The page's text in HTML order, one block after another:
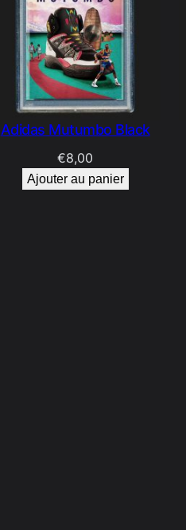
Adidas Mutumbo Black
€8,00
Ajouter au panier